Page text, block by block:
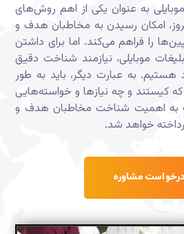
موبایلی به عنوان یکی از اهم روش‌های
امکان رسیدن به مخاطبان هدف و
را فراهم می‌کند. اما برای داشتن
موبایلی، نیازمند شناخت دقیق
به عبارت دیگر، باید به طور
و چه نیازها و خواسته‌هایی
به اهمیت شناخت مخاطبان هدف و
خواهد شد.
درخواست مشاوره